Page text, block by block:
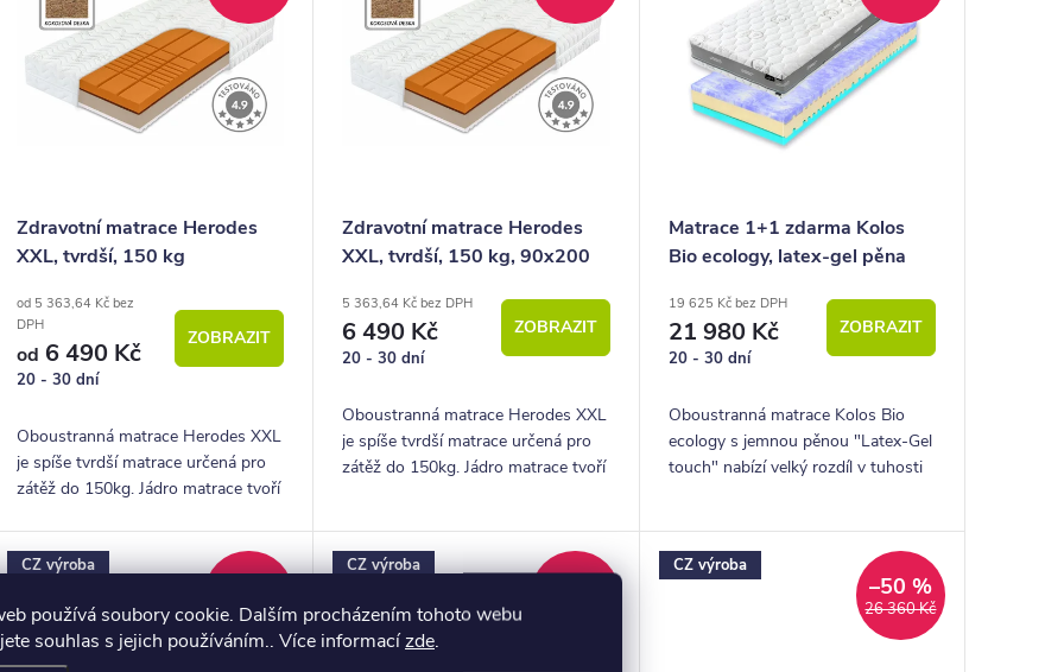
používá soubory cookie. Dalším procházením tohoto webu
souhlas s jejich používáním.. Více informacízde.
Zdravotní matrace Herodes
XXL, tvrdší, 150 kg
od 5 363,64 Kč bez
DPH
od 6 490 Kč
20 - 30 dní
ZOBRAZIT
Oboustranná matrace Herodes XXL
je spíše tvrdší matrace určená pro
zátěž do 150kg. Jádro matrace tvoří
Zdravotní matrace Herodes
XXL, tvrdší, 150 kg, 90x200
5 363,64 Kč bez DPH
6 490 Kč
20 - 30 dní
ZOBRAZIT
Oboustranná matrace Herodes XXL
je spíše tvrdší matrace určená pro
zátěž do 150kg. Jádro matrace tvoří
Matrace 1+1 zdarma Kolos
Bio ecology, latex-gel pěna
19 625 Kč bez DPH
21 980 Kč
20 - 30 dní
ZOBRAZIT
Oboustranná matrace Kolos Bio
ecology s jemnou pěnou "Latex-Gel
touch" nabízí velký rozdíl v tuhosti
CZ výroba
23 604 Kč
CZ výroba CZ výroba
26 360 Kč
–50 %